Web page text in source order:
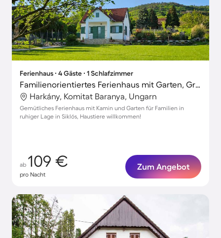
Ferienhaus ∙ 4 Gäste ∙ 1 Schlafzimmer
Familienorientiertes Ferienhaus mit Garten, Grill und Terrasse | Haustiere sind willkommen
Harkány, Komitat Baranya, Ungarn
Gemütliches Ferienhaus mit Kamin und Garten für Familien in
ruhiger Lage in Siklós, Haustiere willkommen!
ab 109 €
pro Nacht
Zum Angebot